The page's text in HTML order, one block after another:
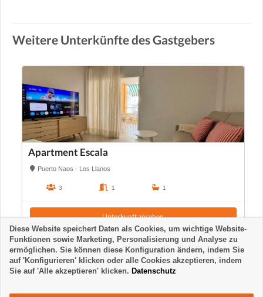
Weitere Unterkünfte des Gastgebers
Apartment Escala
Puerto Naos - Los Llanos
3 1 1
Unterkunft ansehen
Diese Website speichert Daten als Cookies, um wichtige Website-
Funktionen sowie Marketing, Personalisierung und Analyse zu
ermöglichen. Sie können diese Konfiguration ändern, indem Sie
auf 'Konfigurieren' klicken oder alle Cookies akzeptieren, indem
Sie auf 'Alle akzeptieren' klicken. Datenschutz